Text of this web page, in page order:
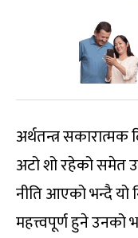
अर्थतन्त्र
अटो शो रहेको समेत
नीति आएको भन्दै यो
महत्त्वपूर्ण हुने उनको